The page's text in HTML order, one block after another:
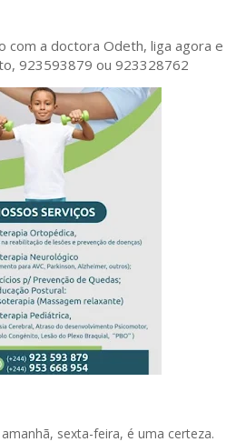
com a doctora Odeth, liga agora e
923593879 ou 923328762
sexta-feira, é uma certeza.